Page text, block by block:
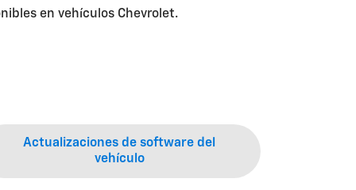
en vehículos Chevrolet.
Actualizaciones de software del
vehículo